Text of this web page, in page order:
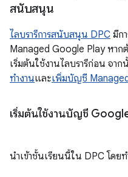
สนับสนุน
ไลบรารีการสนับสนุน DPC มีก
Managed Google Play หา
เริ่มต้นใช้งานไลบรารีก่อน จาก
ทำงานและเพิ่มบัญชี
เริ่มต้นใช้งานบัญชี
นำเข้าชั้นเรียนนี้ใน DPC โดย